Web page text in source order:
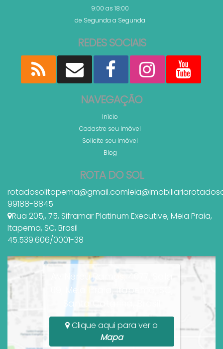
9:00 as 18:00
de Segunda a Segunda
REDES SOCIAIS
NAVEGAÇÃO
Início
Cadastre seu Imóvel
Solicite seu Imóvel
Blog
ROTA DO SOL
rotadosolitapema@gmail.com
99188-8845
Rua 205,, 75, Siframar Platinum Executive, Meia Praia,
Itapema, SC, Brasil
45.539.606/0001-38
Av Nereu Ramos, 4077, Sala
09, Meia Praia, Itapema, SC,
Santa Catarina, Brasil
Clique aqui para ver o
Mapa